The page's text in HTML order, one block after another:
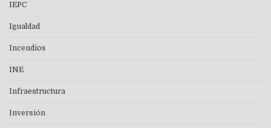
IEPC
Igualdad
Incendios
INE
Infraestructura
Inversión